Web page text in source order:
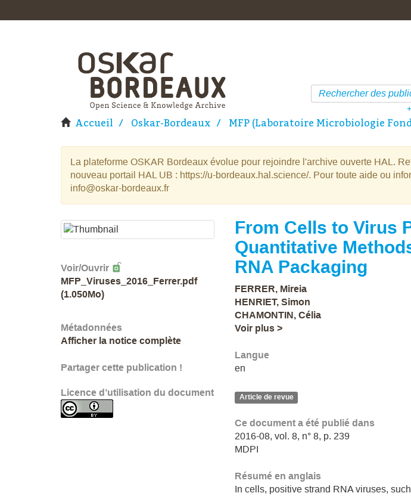
Accueil Oskar-Bordeaux MFP (Laboratoire Microbiologie
La plateforme OSKAR Bordeaux évolue pour rejoindre l'archive ouverte HAL.
nouveau portail HAL UB : https://u-bordeaux.hal.science/. Pour toute aide ou
info@oskar-bordeaux.fr
Voir/Ouvrir
MFP_Viruses_2016_Ferrer.pdf
(1.050Mo)
Métadonnées
Afficher la notice complète
Partager cette publication !
Licence d’utilisation du document
From Cells to Virus
Quantitative
RNA Packaging
FERRER, Mireia
HENRIET, Simon
CHAMONTIN, Célia
Voir plus >
Langue
en
Article de revue
Ce document a été publié dans
2016-08, vol. 8, n° 8, p. 239
MDPI
Résumé en anglais
In cells, positive strand RNA viruses,